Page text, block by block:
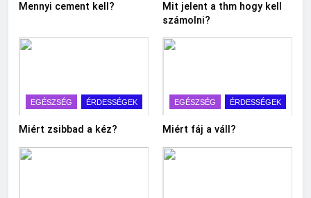
Mennyi cement kell?
Mit jelent a thm hogy kell
számolni?
EGÉSZSÉG ÉRDESSÉGEK
Miért zsibbad a kéz?
EGÉSZSÉG ÉRDESSÉGEK
Miért fáj a váll?